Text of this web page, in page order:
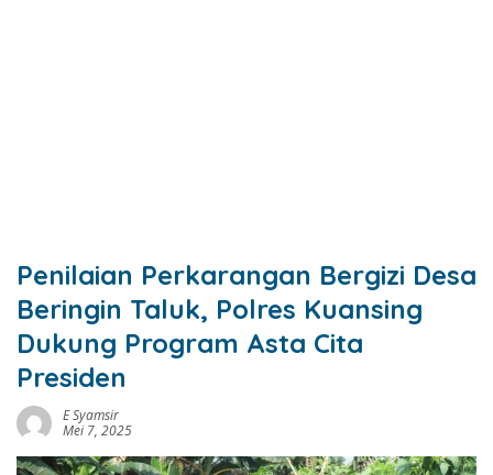
Penilaian Perkarangan Bergizi Desa
Beringin Taluk, Polres Kuansing
Dukung Program Asta Cita
Presiden
E Syamsir
Mei 7, 2025